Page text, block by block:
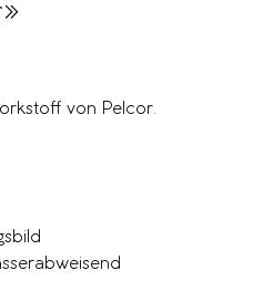
von Pelcor.